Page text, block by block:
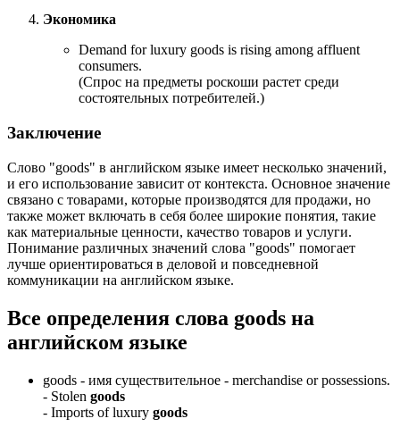
Экономика
Demand for luxury goods is rising among affluent
consumers.
(Спрос на предметы роскоши растет среди
состоятельных потребителей.)
Заключение
Слово "goods" в английском языке имеет несколько значений,
и его использование зависит от контекста. Основное значение
связано с товарами, которые производятся для продажи, но
также может включать в себя более широкие понятия, такие
как материальные ценности, качество товаров и услуги.
Понимание различных значений слова "goods" помогает
лучше ориентироваться в деловой и повседневной
коммуникации на английском языке.
Все определения слова goods на
английском языке
goods - имя существительное - merchandise or possessions.
- Stolen goods
- Imports of luxury goods